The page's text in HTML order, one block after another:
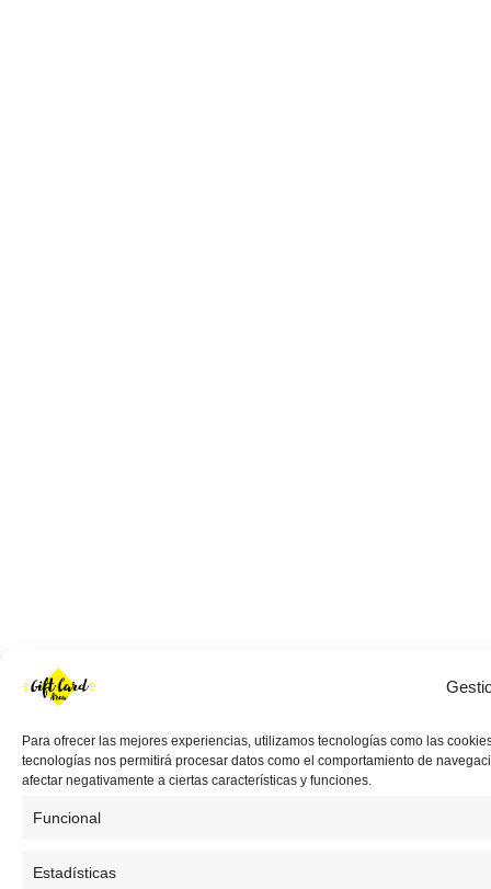
Para ofrecer las mejores experiencias, utilizamos tecnologías como las
tecnologías nos permitirá procesar datos como el comportamiento de
afectar negativamente a ciertas características y funciones.
Funcional
Estadísticas